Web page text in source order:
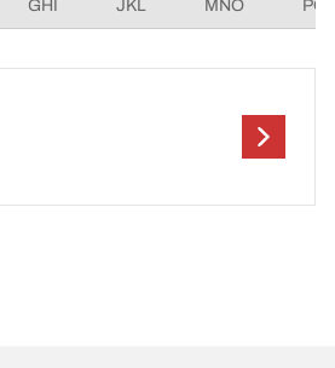
GHI JKL MNO